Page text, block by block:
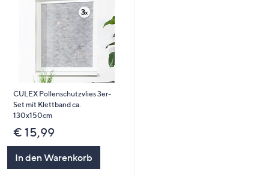
rechts,
um
diese
anzuzeigen.
CULEX Pollenschutzvlies 3er-
Set mit Klettband ca.
130x150cm
€ 15,99
In den Warenkorb